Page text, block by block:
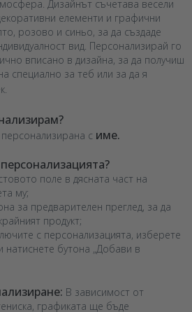
Дизайнът съчетава весели
елементи и графични
розово и синьо, за да създаде
вид. Персонализирай го
вписано в дизайна, за да получиш
специално за теб или за да я
с име.
поле в дясната част на
му;
за предварителен преглед, за да
продукт;
с персонализацията, изберете
бутона „Добави в
В зависимост от
графиката ще бъде